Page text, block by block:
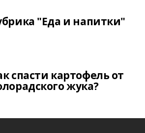
"Еда и напитки"
спасти картофель от
жука?